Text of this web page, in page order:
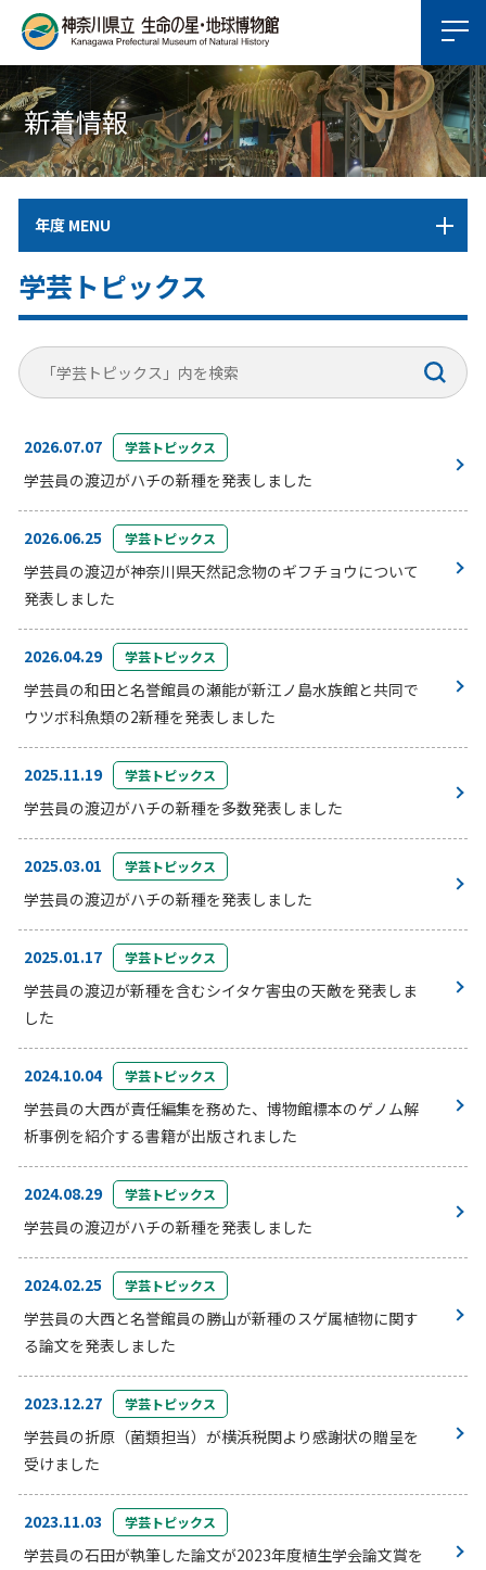
新着情報
年度 MENU
学芸トピックス
2026.07.07 学芸トピックス
学芸員の渡辺がハチの新種を発表しました
2026.06.25 学芸トピックス
学芸員の渡辺が神奈川県天然記念物のギフチョウについて
発表しました
2026.04.29 学芸トピックス
学芸員の和田と名誉館員の瀬能が新江ノ島水族館と共同で
ウツボ科魚類の2新種を発表しました
2025.11.19 学芸トピックス
学芸員の渡辺がハチの新種を多数発表しました
2025.03.01 学芸トピックス
学芸員の渡辺がハチの新種を発表しました
2025.01.17 学芸トピックス
学芸員の渡辺が新種を含むシイタケ害虫の天敵を発表しま
した
2024.10.04 学芸トピックス
学芸員の大西が責任編集を務めた、博物館標本のゲノム解
析事例を紹介する書籍が出版されました
2024.08.29 学芸トピックス
学芸員の渡辺がハチの新種を発表しました
2024.02.25 学芸トピックス
学芸員の大西と名誉館員の勝山が新種のスゲ属植物に関す
る論文を発表しました
2023.12.27 学芸トピックス
学芸員の折原（菌類担当）が横浜税関より感謝状の贈呈を
受けました
2023.11.03 学芸トピックス
学芸員の石田が執筆した論文が2023年度植生学会論文賞を